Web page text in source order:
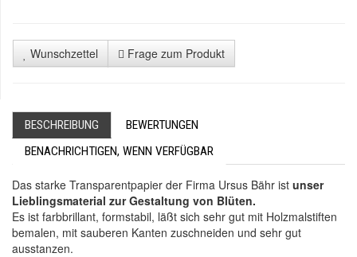
Wunschzettel Frage zum Produkt
BESCHREIBUNG
BEWERTUNGEN
BENACHRICHTIGEN, WENN VERFÜGBAR
Das starke Transparentpapier der Firma Ursus Bähr ist unser
Lieblingsmaterial zur Gestaltung von Blüten.
Es ist farbbrillant, formstabil, läßt sich sehr gut mit Holzmalstiften
bemalen, mit sauberen Kanten zuschneiden und sehr gut
ausstanzen.